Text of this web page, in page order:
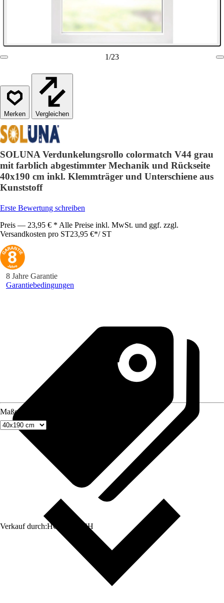
1/23
Vergleichen
SOLUNA Verdunkelungsrollo colormatch V44 grau
mit farblich abgestimmter Mechanik und Rückseite
40x190 cm inkl. Klemmträger und Unterschiene aus
Kunststoff
Erste Bewertung schreiben
Preis — 23,95 € * Alle Preise inkl. MwSt. und ggf. zzgl.
Versandkosten pro ST23,95 €*/ ST
8 Jahre Garantie
Garantiebedingungen
Verkauf durch:HORNBACH
Maße (BxH)